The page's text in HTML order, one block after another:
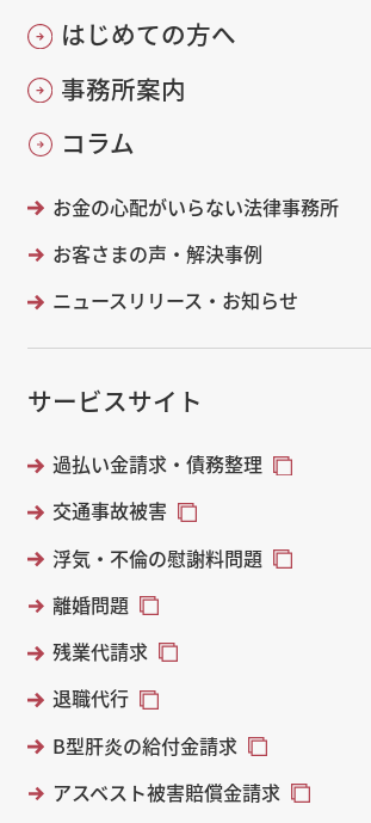
はじめての方へ
事務所案内
コラム
お金の心配がいらない法律事務所
お客さまの声・解決事例
ニュースリリース・お知らせ
サービスサイト
過払い金請求・債務整理
交通事故被害
浮気・不倫の慰謝料問題
離婚問題
残業代請求
退職代行
B型肝炎の給付金請求
アスベスト被害賠償金請求